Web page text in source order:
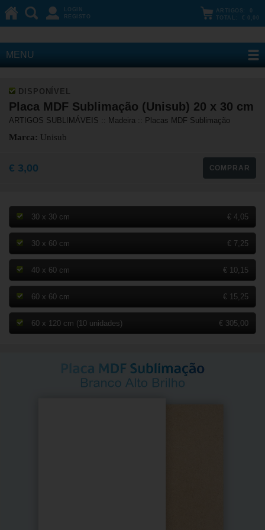
LOGIN
REGISTO
ARTIGOS:
0
TOTAL:
€ 0,00
MENU
DISPONÍVEL
Placa MDF Sublimação (Unisub) 20 x 30 cm
ARTIGOS SUBLIMÁVEIS :: Madeira :: Placas MDF Sublimação
Marca: Unisub
€ 3,00 COMPRAR
30 x 30 cm € 4,05
30 x 60 cm € 7,25
40 x 60 cm € 10,15
60 x 60 cm € 15,25
60 x 120 cm (10 unidades) € 305,00